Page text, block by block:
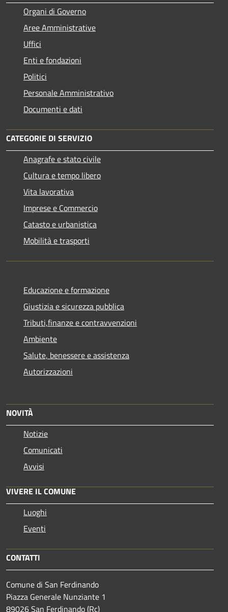
Organi di Governo
Aree Amministrative
Uffici
Enti e fondazioni
Politici
Personale Amministrativo
Documenti e dati
CATEGORIE DI SERVIZIO
Anagrafe e stato civile
Cultura e tempo libero
Vita lavorativa
Imprese e Commercio
Catasto e urbanistica
Mobilità e trasporti
Educazione e formazione
Giustizia e sicurezza pubblica
Tributi,finanze e contravvenzioni
Ambiente
Salute, benessere e assistenza
Autorizzazioni
NOVITÀ
Notizie
Comunicati
Avvisi
VIVERE IL COMUNE
Luoghi
Eventi
CONTATTI
Comune di San Ferdinando
Piazza Generale Nunziante 1
89026 San Ferdinando (Rc)